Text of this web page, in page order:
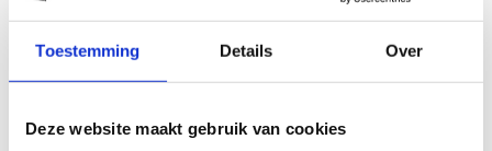
Toestemming Details Over
Deze website maakt gebruik van cookies
Breed assortiment glas, waaronder HR++ en
veiligheidsglas
Persoonlijk en deskundig advies
24/7 spoedservice bij glasschade
Met een glaszetter in Oene van Glaszettersbedrijf